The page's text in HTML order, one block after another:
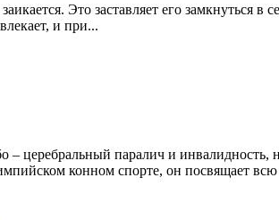
Это заставляет его замкнуться
и при...
– церебральный паралич и
конном спорте, он посвящает